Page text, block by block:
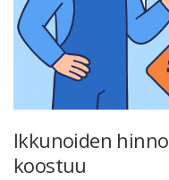
Ikkunoiden
koostuu